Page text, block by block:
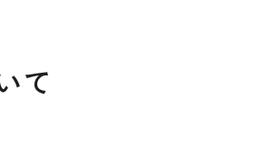
て